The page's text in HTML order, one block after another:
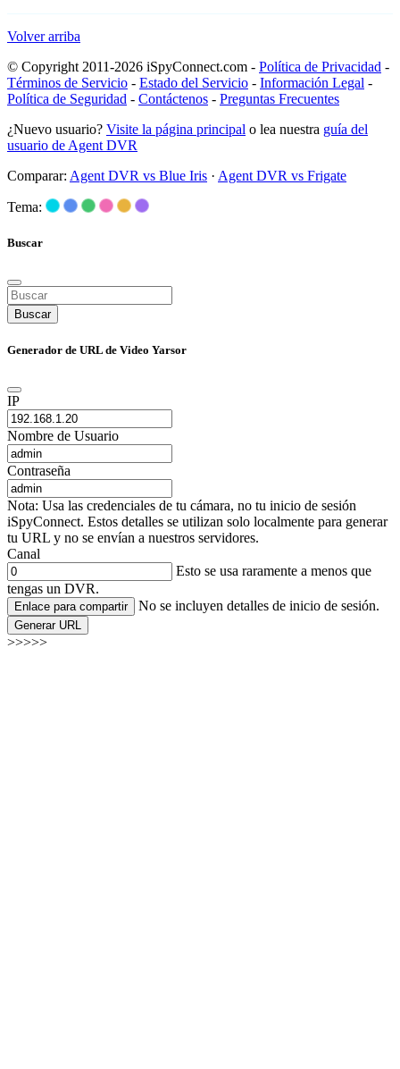
Volver arriba
© Copyright 2011-2026 iSpyConnect.com - Política de Privacidad -
Términos de Servicio - Estado del Servicio - Información Legal -
Política de Seguridad - Contáctenos - Preguntas Frecuentes
¿Nuevo usuario? Visite la página principal o lea nuestra guía del
usuario de Agent DVR
Comparar: Agent DVR vs Blue Iris · Agent DVR vs Frigate
Tema:
Buscar
Buscar
Generador de URL de Video Yarsor
IP
Nombre de Usuario
Contraseña
Nota: Usa las credenciales de tu cámara, no tu inicio de sesión
iSpyConnect. Estos detalles se utilizan solo localmente para generar
tu URL y no se envían a nuestros servidores.
Canal
Esto se usa raramente a menos que
tengas un DVR.
Enlace para compartir No se incluyen detalles de inicio de sesión.
Generar URL
>>>>>